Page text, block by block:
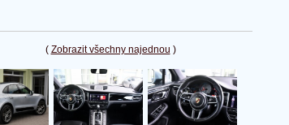
( Zobrazit všechny najednou )